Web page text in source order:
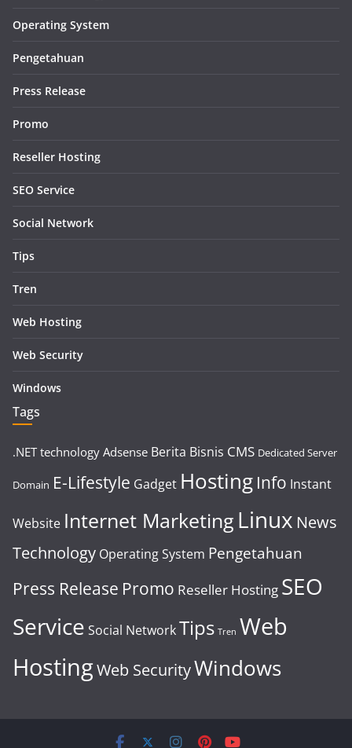
Operating System
Pengetahuan
Press Release
Promo
Reseller Hosting
SEO Service
Social Network
Tips
Tren
Web Hosting
Web Security
Windows
Tags
.NET technology Adsense Berita Bisnis CMS Dedicated Server
Domain E-Lifestyle Gadget Hosting Info Instant
Website Internet Marketing Linux News
Technology Operating System Pengetahuan
Press Release Promo Reseller Hosting SEO
Service Social NetworkTips Tren Web
HostingWeb SecurityWindows